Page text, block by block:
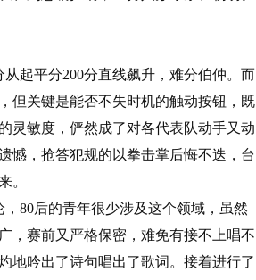
起平分200分直线飙升，难分伯仲。而
但关键是能否不失时机的触动按钮，既
灵敏度，俨然成了对各代表队动手又动
憾，抢答犯规的以拳击掌后悔不迭，台
。
80后的青年很少涉及这个领域，虽然
，赛前又严格保密，难免有接不上唱不
地吟出了诗句唱出了歌词。接着进行了